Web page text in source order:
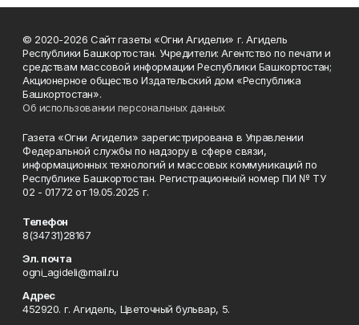
© 2020-2026 Сайт газеты «Огни Агидели» г. Агидель
Республики Башкортостан. Учредители: Агентство по печати и
средствам массовой информации Республики Башкортостан;
Акционерное общество Издательский дом «Республика
Башкортостан».
Об использовании персональных данных
Газета «Огни Агидели» зарегистрирована в Управлении
Федеральной службы по надзору в сфере связи,
информационных технологий и массовых коммуникаций по
Республике Башкортостан. Регистрационный номер ПИ № ТУ
02 - 01772 от 19.05.2025 г.
Телефон
8(34731)28167
Эл. почта
ogni_agideli@mail.ru
Адрес
452920. г. Агидель, Цветочный бульвар, 5.